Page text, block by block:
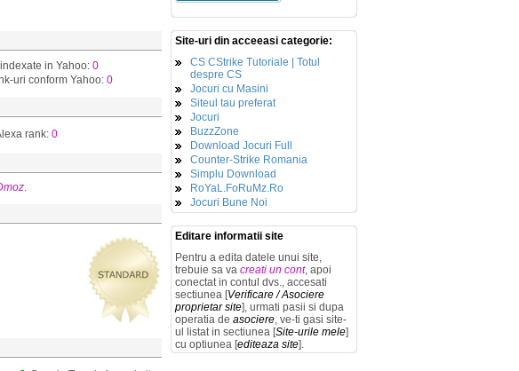
in Yahoo: 0
uri conform Yahoo: 0
rank: 0
.
Site-uri din acceeasi categorie:
CS CStrike Tutoriale | Totul
despre CS
Jocuri cu Masini
Siteul tau preferat
Jocuri
BuzzZone
Download Jocuri Full
Counter-Strike Romania
Simplu Download
RoYaL.FoRuMz.Ro
Jocuri Bune Noi
Editare informatii site
Pentru a edita datele unui site,
trebuie sa va creati un cont, apoi
conectat in contul dvs., accesati
sectiunea [Verificare / Asociere
proprietar site], urmati pasii si dupa
operatia de asociere, ve-ti gasi site-
ul listat in sectiunea [Site-urile mele]
cu optiunea [editeaza site].